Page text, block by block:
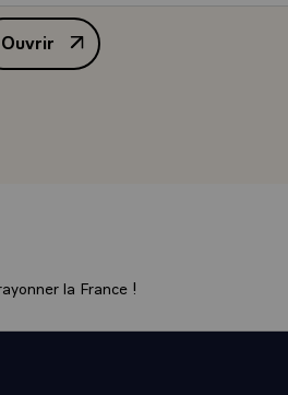
Raoul Dautry enfin, qui
Le fait nucléaire, encore
contrôler l'exploitation des
la production d'énergie
Ouvrir
Discours de M. Jacques Chirac,
la France !